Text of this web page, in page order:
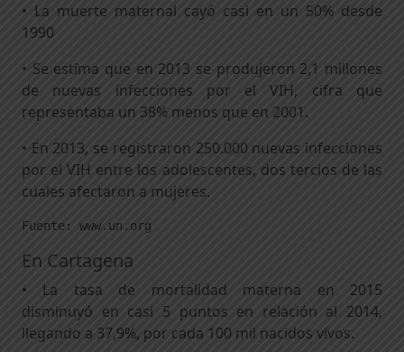
• La muerte maternal cayó casi en un 50% desde
1990
• Se estima que en 2013 se produjeron 2,1 millones
de nuevas infecciones por el VIH, cifra que
representaba un 38% menos que en 2001.
• En 2013, se registraron 250.000 nuevas infecciones
por el VIH entre los adolescentes, dos tercios de las
cuales afectaron a mujeres.
Fuente: www.un.org
En Cartagena
• La tasa de mortalidad materna en 2015
disminuyó en casi 5 puntos en relación al 2014,
llegando a 37,9%, por cada 100 mil nacidos vivos.